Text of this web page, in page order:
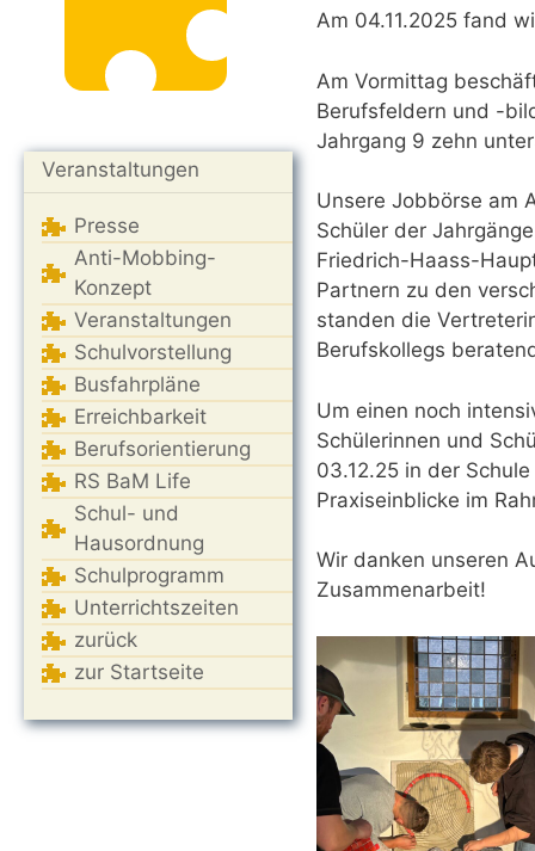
Veranstaltungen
Presse
Anti-Mobbing-
Konzept
Veranstaltungen
Schulvorstellung
Busfahrpläne
Erreichbarkeit
Berufsorientierung
RS BaM Life
Schul- und
Hausordnung
Schulprogramm
Unterrichtszeiten
zurück
zur Startseite
Am 04.11.2025 fand
Am Vormittag
Berufsfeldern und -
Jahrgang 9 zehn
Unsere Jobbörse am
Schüler der
Friedrich-Haass-
Partnern zu den
standen die
Berufskollegs
Um einen noch
Schülerinnen und
03.12.25 in der
Praxiseinblicke im
Wir danken unseren
Zusammenarbeit!